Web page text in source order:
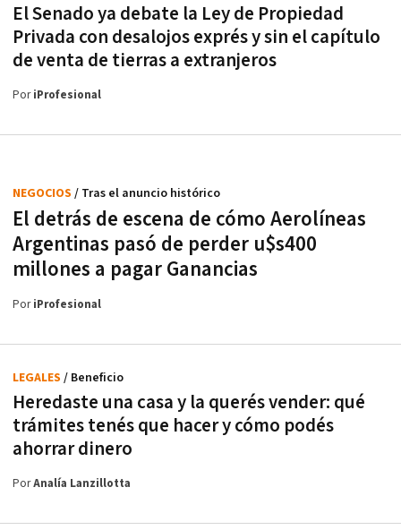
El Senado ya debate la Ley de Propiedad
Privada con desalojos exprés y sin el capítulo
de venta de tierras a extranjeros
PoriProfesional
El detrás de escena de cómo Aerolíneas
Argentinas pasó de perder u$s400
millones a pagar Ganancias
NEGOCIOS / Tras el anuncio histórico
PoriProfesional
Heredaste una casa y la querés vender: qué
trámites tenés que hacer y cómo podés
ahorrar dinero
LEGALES / Beneficio
PorAnalía Lanzillotta